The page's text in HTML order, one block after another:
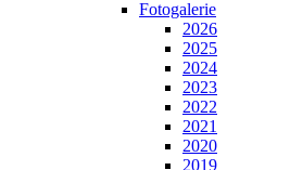
Fotogalerie
2026
2025
2024
2023
2022
2021
2020
2019